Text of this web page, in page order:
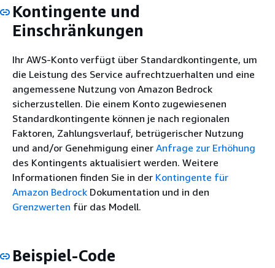
Kontingente und
Einschränkungen
Ihr AWS-Konto verfügt über Standardkontingente, um
die Leistung des Service aufrechtzuerhalten und eine
angemessene Nutzung von Amazon Bedrock
sicherzustellen. Die einem Konto zugewiesenen
Standardkontingente können je nach regionalen
Faktoren, Zahlungsverlauf, betrügerischer Nutzung
und and/or Genehmigung einer Anfrage zur Erhöhung
des Kontingents aktualisiert werden. Weitere
Informationen finden Sie in der Kontingente für
Amazon Bedrock Dokumentation und in den
Grenzwerten für das Modell.
Beispiel-Code